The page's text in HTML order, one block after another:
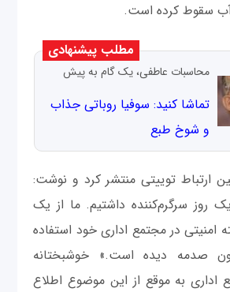
سقوط کرده است.
مطلب پیشنهادی
محاسبات عاطفی، یک گام به پیش
تماشا کنید: سوفیا روباتی جذاب
و شوخ طبع
ارتباط توییتی منتشر کرد و نوشت:
روز سرگرم‌کننده داشتیم. ما از یک
امنیتی در مجتمع اداری خود استفاده
صدمه دیده است.» خوشبختانه
اداری به موقع از این موضوع اطلاع